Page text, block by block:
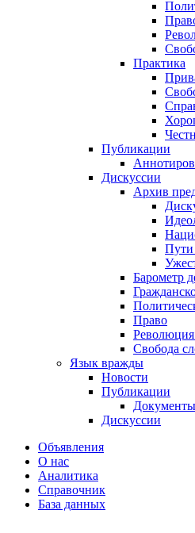
Практика
Публикации
Дискуссии
Архив
Пути
Барометр
Право
Свобода
Язык вражды
Новости
Публикации
Дискуссии
Объявления
О нас
Аналитика
Справочник
База данных